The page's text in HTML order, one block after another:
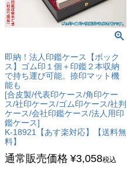
即納！法人印鑑ケース【ボック
ス】ゴム印１個＋印鑑２本収納
で持ち運び可能。捺印マット機
能も
[合皮製/代表印ケース/角印ケー
ス/社印ケース/ゴム印ケース/社判
ケース/会社印鑑ケース/法人用印
鑑ケース]
K-18921【あす楽対応】【送料無
料】
通常販売価格 ¥3,058税込